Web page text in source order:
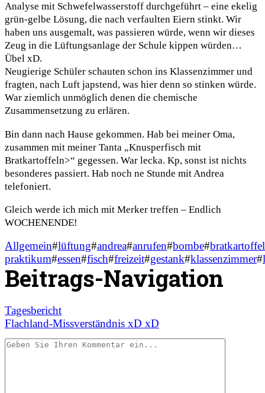
Analyse mit Schwefelwasserstoff durchgeführt – eine ekelig
grün-gelbe Lösung, die nach verfaulten Eiern stinkt. Wir
haben uns ausgemalt, was passieren würde, wenn wir dieses
Zeug in die Lüftungsanlage der Schule kippen würden…
Übel xD.
Neugierige Schüler schauten schon ins Klassenzimmer und
fragten, nach Luft japstend, was hier denn so stinken würde.
War ziemlich unmöglich denen die chemische
Zusammensetzung zu erlären.
Bin dann nach Hause gekommen. Hab bei meiner Oma,
zusammen mit meiner Tanta „Knusperfisch mit
Bratkartoffeln>“ gegessen. War lecka. Kp, sonst ist nichts
besonderes passiert. Hab noch ne Stunde mit Andrea
telefoniert.
Gleich werde ich mich mit Merker treffen – Endlich
WOCHENENDE!
Allgemein#lüftung#andrea#anrufen#bombe#
praktikum#essen#fisch#freizeit#gestank#klassenzimmer#
Beitrags-Navigation
Tagesbericht
Flachland-Missverständnis xD xD